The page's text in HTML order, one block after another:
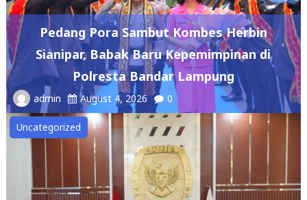
Pedang Pora Sambut Kombes Herbin
Sianipar, Babak Baru Kepemimpinan di
Polresta Bandar Lampung
admin August 4, 2026 0
Uncategorized